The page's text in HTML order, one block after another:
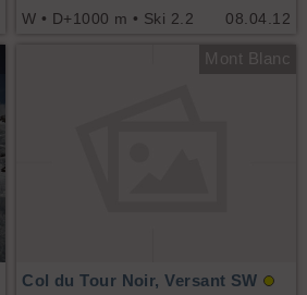
08.04.12
W • D+1000 m • Ski 2.2
Mont Blanc
Col du Tour Noir, Versant SW